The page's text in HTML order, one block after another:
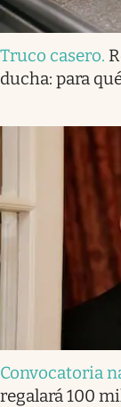
Truco casero.
ducha: para
Convocatoria
regalará 100